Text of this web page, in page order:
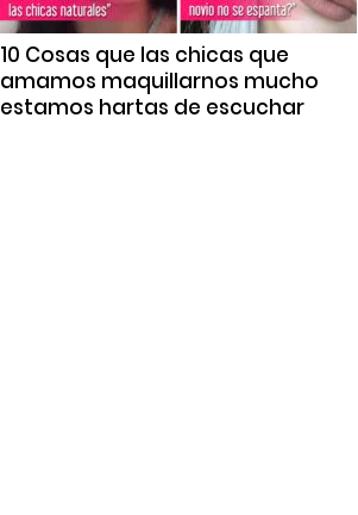
10 Cosas que las chicas que
amamos maquillarnos mucho
estamos hartas de escuchar